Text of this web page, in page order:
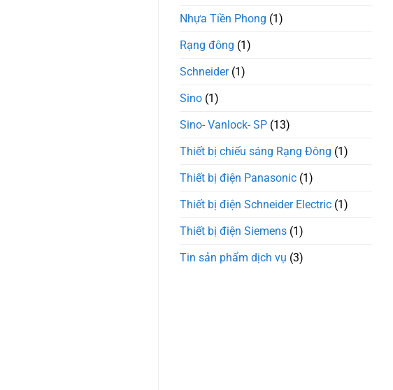
Nhựa Tiền Phong (1)
Rạng đông (1)
Schneider(1)
Sino (1)
Sino- Vanlock- SP (13)
Thiết bị chiếu sáng Rạng Đông (1)
Thiết bị điện Panasonic (1)
Thiết bị điện Schneider Electric (1)
Thiết bị điện Siemens (1)
Tin sản phẩm dịch vụ (3)